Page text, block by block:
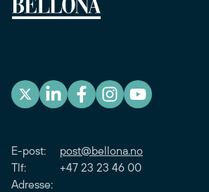
E-post: post@bellona.no
Tlf: +47 23 23 46 00
Adresse: